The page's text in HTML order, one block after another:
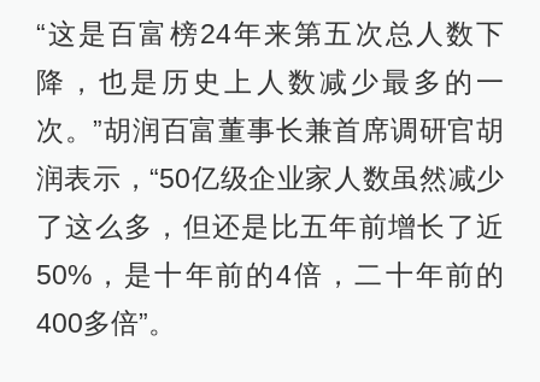
“这是百富榜24年来第五次总人数下
降，也是历史上人数减少最多的一
次。”胡润百富董事长兼首席调研官胡
润表示，“50亿级企业家人数虽然减少
了这么多，但还是比五年前增长了近
50%，是十年前的4倍，二十年前的
400多倍”。